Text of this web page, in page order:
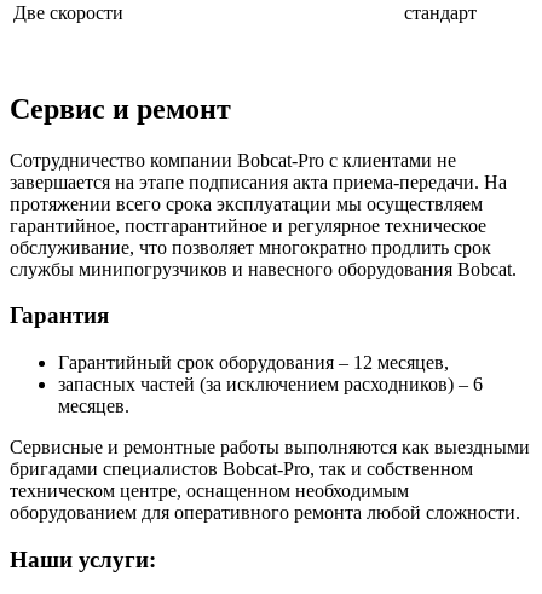
Две скорости
стандарт
Сервис и ремонт
Сотрудничество компании Bobcat-Pro с клиентами не
завершается на этапе подписания акта приема-передачи. На
протяжении всего срока эксплуатации мы осуществляем
гарантийное, постгарантийное и регулярное техническое
обслуживание, что позволяет многократно продлить срок
службы минипогрузчиков и навесного оборудования Bobcat.
Гарантия
Гарантийный срок оборудования – 12 месяцев,
запасных частей (за исключением расходников) – 6
месяцев.
Сервисные и ремонтные работы выполняются как выездными
бригадами специалистов Bobcat-Pro, так и собственном
техническом центре, оснащенном необходимым
оборудованием для оперативного ремонта любой сложности.
Наши услуги: